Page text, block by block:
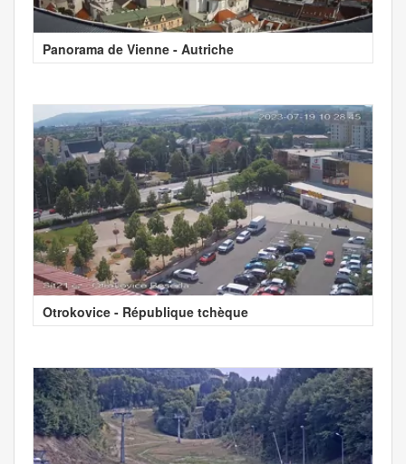
Panorama de Vienne - Autriche
Otrokovice - République tchèque